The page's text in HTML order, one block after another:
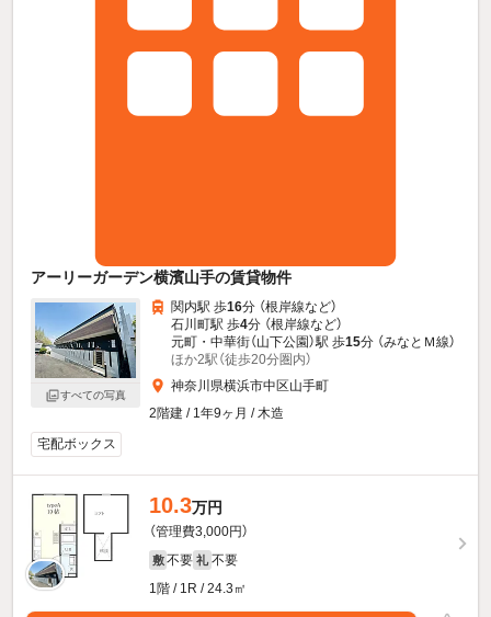
アーリーガーデン横濱山手の賃貸物件
すべての写真
関内駅 歩16分 （根岸線など）
石川町駅 歩4分 （根岸線など）
元町・中華街（山下公園）駅 歩15分 （みなとＭ線）
ほか2駅（徒歩20分圏内）
神奈川県横浜市中区山手町
2階建 / 1年9ヶ月 / 木造
宅配ボックス
10.3万円
（管理費3,000円）
敷 不要 礼 不要
1階 / 1R / 24.3㎡